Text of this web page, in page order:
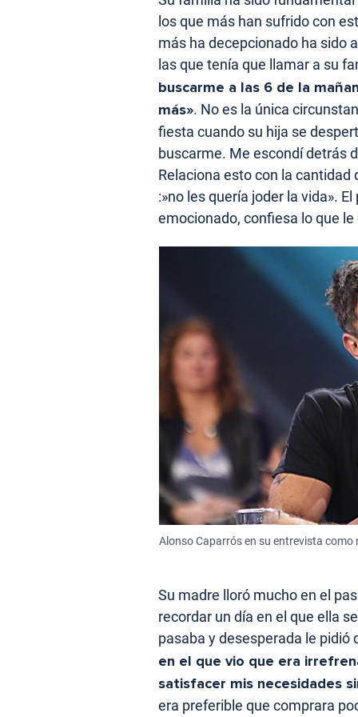
los que más han sufrido con
más ha decepcionado ha sido
las que tenía que llamar a su
buscarme a las 6 de la
más». No es la única
fiesta cuando su hija se
buscarme. Me escondí detrás
Relaciona esto con la cantidad
:»no les quería joder la vida».
emocionado, confiesa lo que
Alonso Caparrós en su entrevista como
Su madre lloró mucho en el
recordar un día en el que ella
pasaba y desesperada le pidió
en el que vio que era
satisfacer mis necesidades
era preferible que comprara